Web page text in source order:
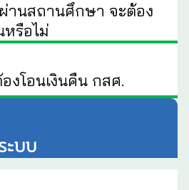
านสถานศึกษา จะต้อง
รือไม่
งโอนเงินคืน กสศ.
ะบบ